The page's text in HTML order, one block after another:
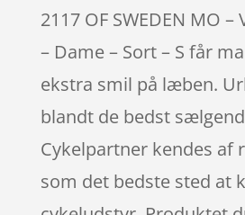
2117 OF SWEDEN MO
– Dame – Sort – S får
ekstra smil på læben.
blandt de bedst
Cykelpartner kendes af
som det bedste sted at